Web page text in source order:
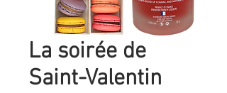
La soirée de
Saint-Valentin